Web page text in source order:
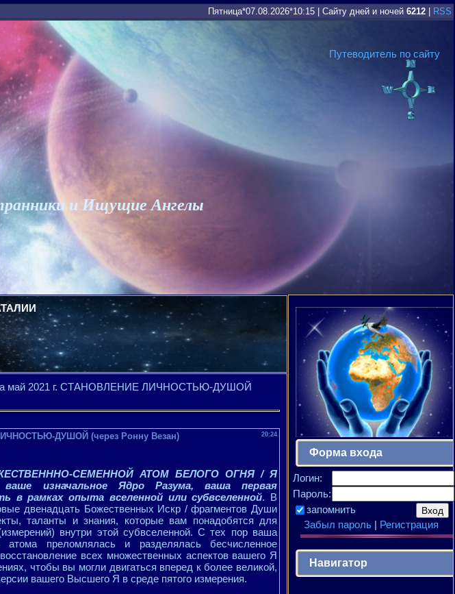
Пятница*07.08.2026*10:15 Сайту дней и ночей 6212 RSS
Путеводитель по сайту
и Ищущие Ангелы
май 2021 г. СТАНОВЛЕНИЕ ЛИЧНОСТЬЮ-ДУШОЙ
20:24
ДУШОЙ (через Ронну Везан)
СЕМЕННОЙ АТОМ БЕЛОГО ОГНЯ / Я
изначальное Ядро Разума, ваша первая
в рамках опыта вселенной или субвселенной. В
двенадцать Божественных Искр / фрагментов Души
таланты и знания, которые вам понадобятся для
внутри этой субвселенной. С тех пор ваша
атома преломлялась и разделялась бесчисленное
всех множественных аспектов вашего Я
чтобы вы могли двигаться вперед к более великой,
вашего Высшего Я в среде пятого измерения.
Форма входа
Логин:
Пароль:
запомнить
Забыл пароль| Регистрация
Навигатор